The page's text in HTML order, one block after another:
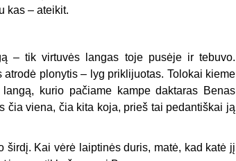
kas – ateikit.
– tik virtuvės langas toje pusėje ir tebuvo.
plonytis – lyg priklijuotas. Tolokai kieme
kurio pačiame kam­pe daktaras Benas
čia viena, čia kita koja, prieš tai pedantiškai ją
Kai vėrė laiptinės duris, matė, kad katė jį